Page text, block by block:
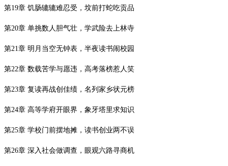
第19章 饥肠辘辘难忍受，坟前打蛇吃贡品
第20章 单挑数人胆气壮，学武险去上林寺
第21 章 明月当空无钟表，半夜读书闹校园
第22章 数载苦学与愿违，高考落榜惹人笑
第23章 复读再战创佳绩，名列家乡状元榜
第24章 高等学府开眼界，象牙塔里求知识
第25章 学校门前摆地摊，读书创业两不误
第26章 深入社会做调查，眼观六路寻商机